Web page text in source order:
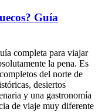
Guía
completa para viajar
la pena. Es
del norte de
desiertos
y una gastronomía
de viaje muy diferente